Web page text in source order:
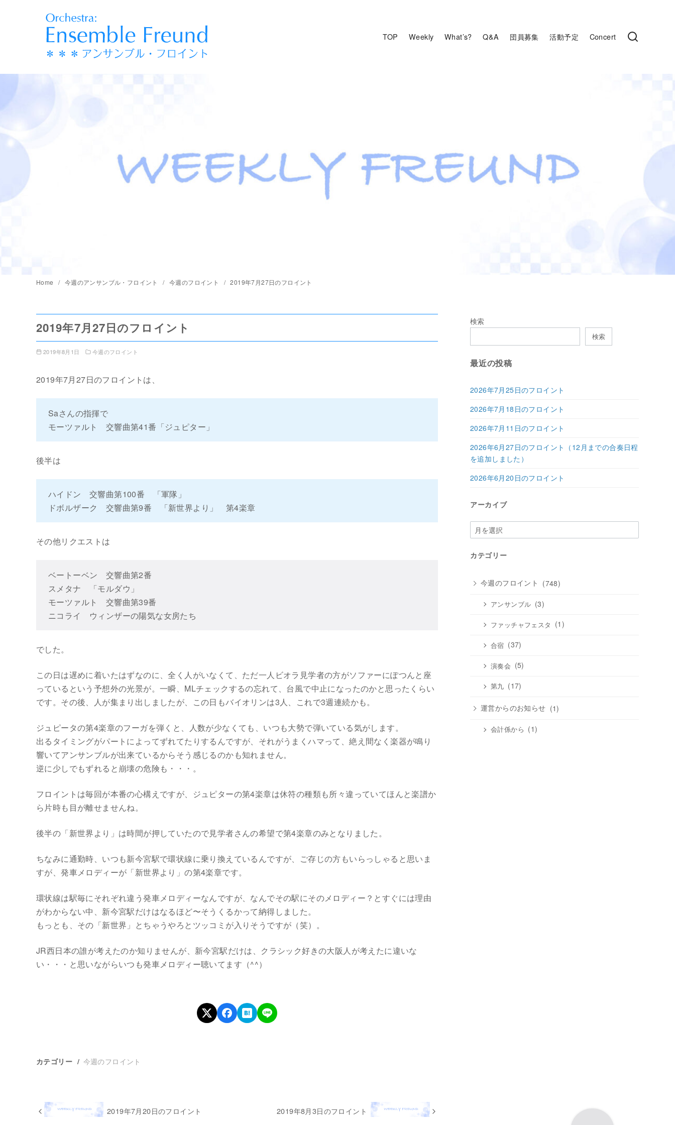
へ
TOP Weekly What’s? Q&A 団員募集 活動予定 Concert
Home 今週のアンサンブル・フロイント 今週のフロイント 2019年7月27日のフロイント
2019年7月27日のフロイント
2019年8月1日 今週のフロイント
2019年7月27日のフロイントは、
Saさんの指揮で
モーツァルト 交響曲第41番「ジュピター」
後半は
ハイドン 交響曲第100番 「軍隊」
ドボルザーク 交響曲第9番 「新世界より」 第4楽章
その他リクエストは
ベートーベン 交響曲第2番
スメタナ 「モルダウ」
モーツァルト 交響曲第39番
ニコライ ウィンザーの陽気な女房たち
でした。
この日は遅めに着いたはずなのに、全く人がいなくて、ただ一人ビオラ見学者の方がソファーにぽつんと座
っているという予想外の光景が。一瞬、MLチェックするの忘れて、台風で中止になったのかと思ったくらい
です。その後、人が集まり出しましたが、この日もバイオリンは3人、これで3週連続かも。
ジュピータの第4楽章のフーガを弾くと、人数が少なくても、いつも大勢で弾いている気がします。
出るタイミングがパートによってずれてたりするんですが、それがうまくハマって、絶え間なく楽器が鳴り
響いてアンサンブルが出来ているからそう感じるのかも知れません。
逆に少しでもずれると崩壊の危険も・・・。
フロイントは毎回が本番の心構えですが、ジュピターの第4楽章は休符の種類も所々違っていてほんと楽譜か
ら片時も目が離せませんね。
後半の「新世界より」は時間が押していたので見学者さんの希望で第4楽章のみとなりました。
ちなみに通勤時、いつも新今宮駅で環状線に乗り換えているんですが、ご存じの方もいらっしゃると思いま
すが、発車メロディーが「新世界より」の第4楽章です。
環状線は駅毎にそれぞれ違う発車メロディーなんですが、なんでその駅にそのメロディー？とすぐには理由
がわからない中、新今宮駅だけはなるほど〜そうくるかって納得しました。
もっとも、その「新世界」とちゃうやろとツッコミが入りそうですが（笑）。
JR西日本の誰が考えたのか知りませんが、新今宮駅だけは、クラシック好きの大阪人が考えたに違いな
い・・・と思いながらいつも発車メロディー聴いてます（^^）
カテゴリー 今週のフロイント
2019年7月20日のフロイント 2019年8月3日のフロイント
検索
検索
最近の投稿
2026年7月25日のフロイント
2026年7月18日のフロイント
2026年7月11日のフロイント
2026年6月27日のフロイント（12月までの合奏日程
を追加しました）
2026年6月20日のフロイント
アーカイブ
ア
ー
イ
カテゴリー
今週のフロイント (748)
アンサンブル (3)
ファッチャフェスタ (1)
合宿 (37)
演奏会 (5)
第九 (17)
運営からのお知らせ (1)
会計係から (1)